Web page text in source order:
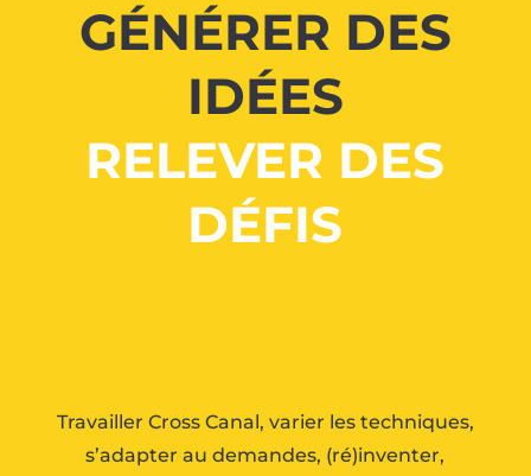
GÉNÉRER DES
IDÉES
RELEVER DES
DÉFIS
Travailler Cross Canal, varier les techniques,
s’adapter au demandes, (ré)inventer,